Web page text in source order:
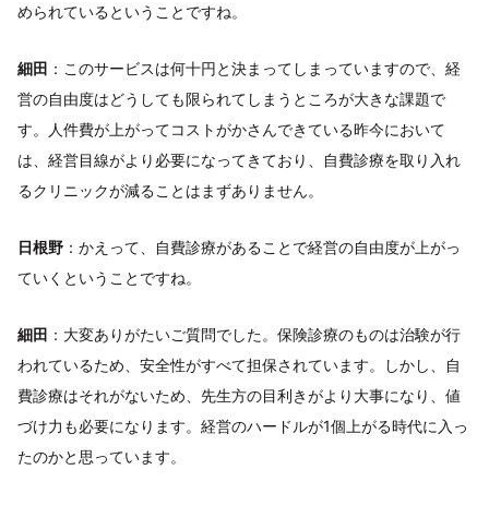
められているということですね。
細田 ：このサービスは何十円と決まってしまっていますので、経
営の自由度はどうしても限られてしまうところが大きな課題で
す。人件費が上がってコストがかさんできている昨今において
は、経営目線がより必要になってきており、自費診療を取り入れ
るクリニックが減ることはまずありません。
日根野 ：かえって、自費診療があることで経営の自由度が上がっ
ていくということですね。
細田 ：大変ありがたいご質問でした。保険診療のものは治験が行
われているため、安全性がすべて担保されています。しかし、自
費診療はそれがないため、先生方の目利きがより大事になり、値
づけ力も必要になります。経営のハードルが1個上がる時代に入っ
たのかと思っています。